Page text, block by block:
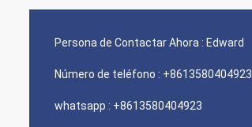
Persona de Contactar Ahora : Edward
Número de teléfono : +8613580404923
whatsapp : +8613580404923